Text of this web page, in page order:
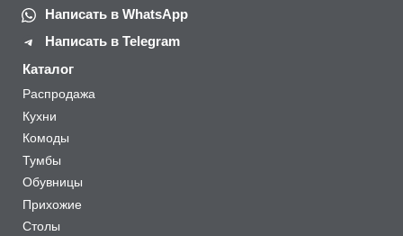
Написать в WhatsApp
Написать в Telegram
Каталог
Распродажа
Кухни
Комоды
Тумбы
Обувницы
Прихожие
Столы